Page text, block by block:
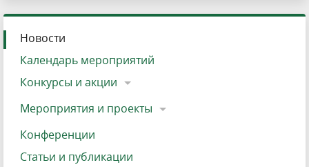
Новости
Календарь мероприятий
Конкурсы и акции
Мероприятия и проекты
Конференции
Статьи и публикации